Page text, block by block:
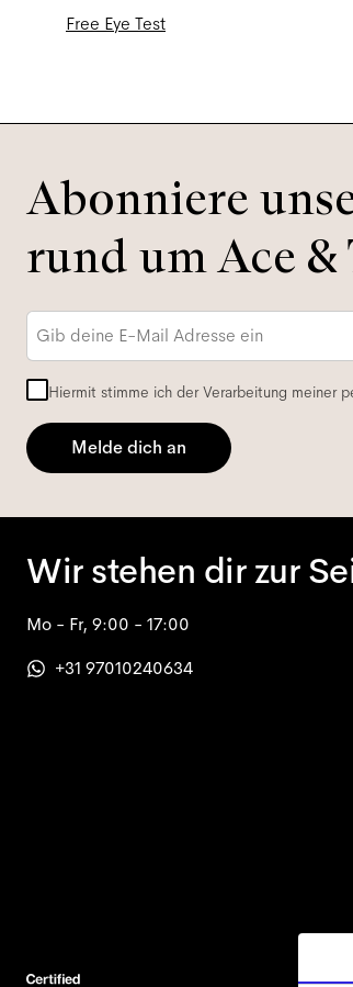
Free Eye Test
Abonniere
rund um Ace &
Adresse
Hiermit stimme ich der Verarbeitung meiner
Melde dich an
Wir stehen dir zur
Mo - Fr, 9:00 - 17:00
+31 97010240634